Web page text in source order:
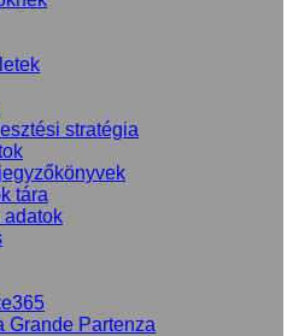
stratégia
tára
adatok
Grande Partenza